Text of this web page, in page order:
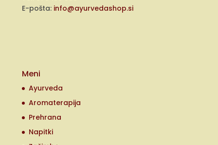
E-pošta: info@ayurvedashop.si
Meni
Ayurveda
Aromaterapija
Prehrana
Napitki